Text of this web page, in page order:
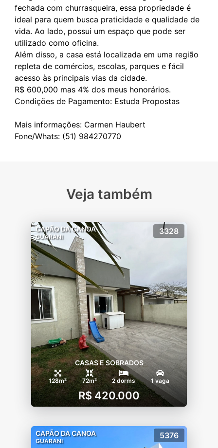
fechada com churrasqueira, essa propriedade é
ideal para quem busca praticidade e qualidade de
vida. Ao lado, possui um espaço que pode ser
utilizado como oficina.
Além disso, a casa está localizada em uma região
repleta de comércios, escolas, parques e fácil
acesso às principais vias da cidade.
R$ 600,000 mas 4% dos meus honorários.
Condições de Pagamento: Estuda Propostas
Mais informações: Carmen Haubert
Veja também
CAPÃO DA CANOA
GUARANI
3328
CASAS E SOBRADOS
128m² 72m² 2 dorms 1 vaga
R$ 420.000
CAPÃO DA CANOA
GUARANI
5376